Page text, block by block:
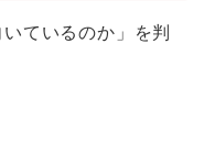
ているのか」を判